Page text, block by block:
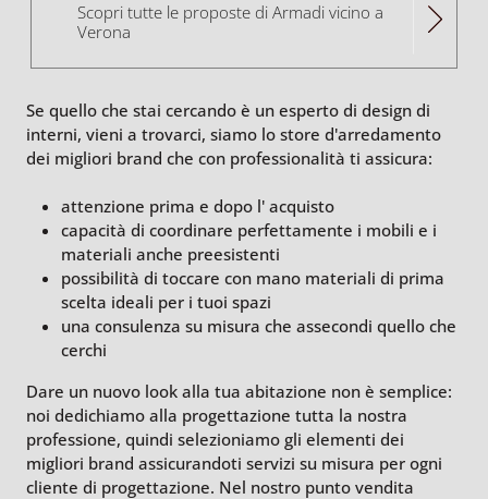
Scopri tutte le proposte di Armadi vicino a
Verona
Se quello che stai cercando è un esperto di design di
interni, vieni a trovarci, siamo lo store d'arredamento
dei migliori brand che con professionalità ti assicura:
attenzione prima e dopo l' acquisto
capacità di coordinare perfettamente i mobili e i
materiali anche preesistenti
possibilità di toccare con mano materiali di prima
scelta ideali per i tuoi spazi
una consulenza su misura che assecondi quello che
cerchi
Dare un nuovo look alla tua abitazione non è semplice:
noi dedichiamo alla progettazione tutta la nostra
professione, quindi selezioniamo gli elementi dei
migliori brand assicurandoti servizi su misura per ogni
cliente di progettazione. Nel nostro punto vendita